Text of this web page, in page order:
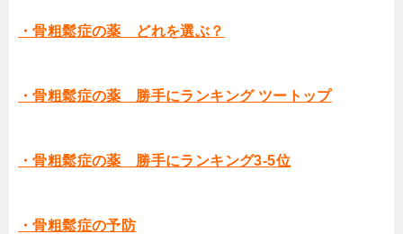
・骨粗鬆症の薬 どれを選ぶ？
・骨粗鬆症の薬 勝手にランキング ツートップ
・骨粗鬆症の薬 勝手にランキング3-5位
・骨粗鬆症の予防